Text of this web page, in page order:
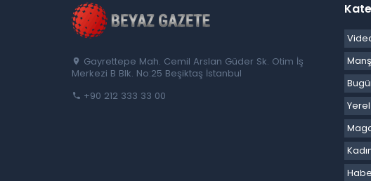
Gayrettepe Mah. Cemil Arslan Güder Sk. Otim İş
Merkezi B Blk. No:25 Beşiktaş İstanbul
+90 212 333 33 00